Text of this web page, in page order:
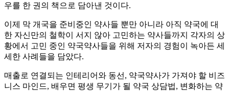
우를 한 권의 책으로 담아낸 것이다.
이제 막 개국을 준비중인 약사들 뿐만 아니라 아직 약국에 대
한 자신만의 철학이 서지 않아 고민하는 약사들까지 각자의 상
황에서 고민 중인 약국약사들을 위해 저자의 경험이 녹아든 세
세한 사례들을 담았다.
매출로 연결되는 인테리어와 동선, 약국약사가 가져야 할 비즈
니스 마인드, 배우면 평생 무기가 될 약국 상담법, 변화하는 약